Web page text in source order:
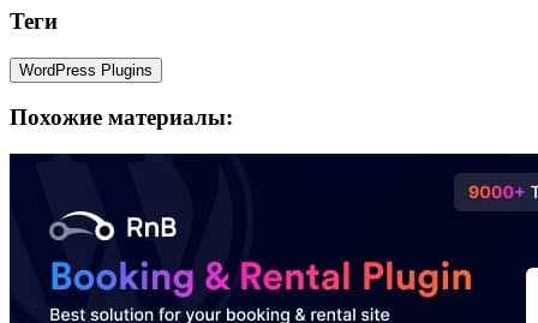
Теги
WordPress Plugins
Похожие материалы: